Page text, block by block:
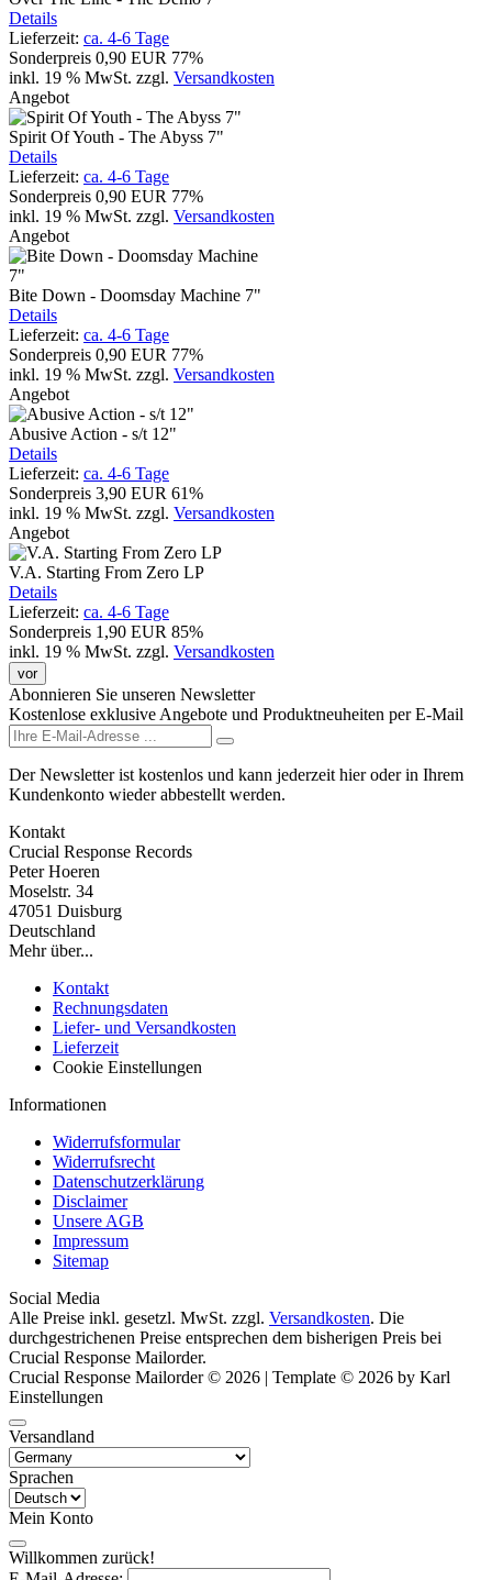
Details
Lieferzeit: ca. 4-6 Tage
Sonderpreis 0,90 EUR 77%
inkl. 19 % MwSt. zzgl. Versandkosten
Angebot
Spirit Of Youth - The Abyss 7"
Details
Lieferzeit: ca. 4-6 Tage
Sonderpreis 0,90 EUR 77%
inkl. 19 % MwSt. zzgl. Versandkosten
Angebot
Bite Down - Doomsday Machine 7"
Details
Lieferzeit: ca. 4-6 Tage
Sonderpreis 0,90 EUR 77%
inkl. 19 % MwSt. zzgl. Versandkosten
Angebot
Abusive Action - s/t 12"
Details
Lieferzeit: ca. 4-6 Tage
Sonderpreis 3,90 EUR 61%
inkl. 19 % MwSt. zzgl. Versandkosten
Angebot
V.A. Starting From Zero LP
Details
Lieferzeit: ca. 4-6 Tage
Sonderpreis 1,90 EUR 85%
inkl. 19 % MwSt. zzgl. Versandkosten
vor
Abonnieren Sie unseren Newsletter
Kostenlose exklusive Angebote und Produktneuheiten per E-Mail
Der Newsletter ist kostenlos und kann jederzeit hier oder in Ihrem
Kundenkonto wieder abbestellt werden.
Kontakt
Crucial Response Records
Peter Hoeren
Moselstr. 34
47051 Duisburg
Deutschland
Mehr über...
Kontakt
Rechnungsdaten
Liefer- und Versandkosten
Lieferzeit
Cookie Einstellungen
Informationen
Widerrufsformular
Widerrufsrecht
Datenschutzerklärung
Disclaimer
Unsere AGB
Impressum
Sitemap
Social Media
Alle Preise inkl. gesetzl. MwSt. zzgl. Versandkosten. Die
durchgestrichenen Preise entsprechen dem bisherigen Preis bei
Crucial Response Mailorder.
Crucial Response Mailorder © 2026 | Template © 2026 by Karl
Einstellungen
Versandland
Sprachen
Mein Konto
Willkommen zurück!